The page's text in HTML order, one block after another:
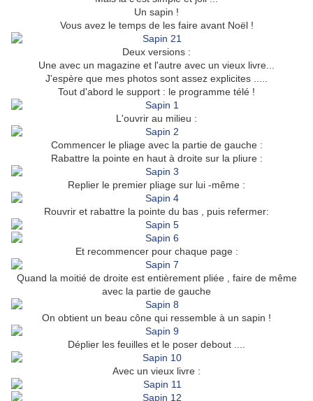
Un sapin !
Vous avez le temps de les faire avant Noël !
Deux versions :
Une avec un magazine et l'autre avec un vieux livre...
J'espère que mes photos sont assez explicites .....
Tout d'abord le support : le programme télé !
L'ouvrir au milieu :
Commencer le pliage avec la partie de gauche :
Rabattre la pointe en haut à droite sur la pliure :
Replier le premier pliage sur lui -même :
Rouvrir et rabattre la pointe du bas , puis refermer:
Et recommencer pour chaque page :
Quand la moitié de droite est entièrement pliée , faire de même
avec la partie de gauche
On obtient un beau cône qui ressemble à un sapin !
Déplier les feuilles et le poser debout ....
Avec un vieux livre :